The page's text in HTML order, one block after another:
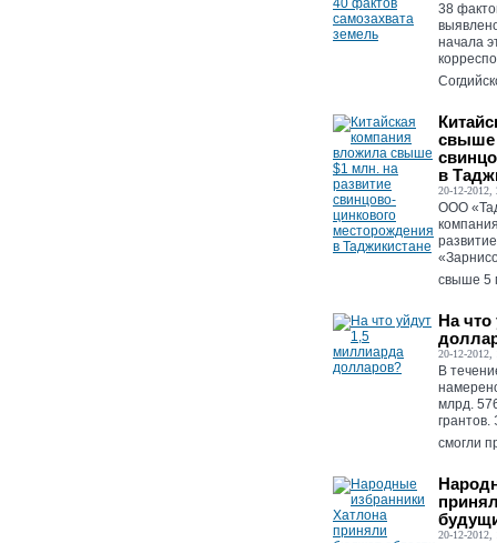
38
начала
свыше
в
20-12-2012,
ООО
свыше 5
На что
20-12-2012,
В
млрд.
грантов.
смогли
20-12-2012,